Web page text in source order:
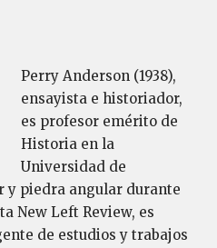
Perry Anderson (1938),
ensayista e historiador,
es profesor emérito de
Historia en la
Universidad de
y piedra angular durante
New Left Review, es
de estudios y trabajos